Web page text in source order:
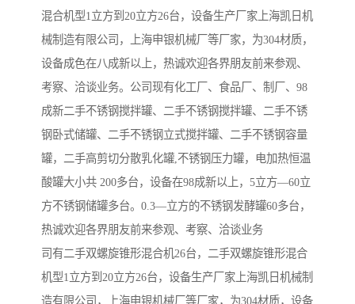
混合机型1立方到20立方26台，设备生产厂家上海凯日机
械制造有限公司，上海申银机械厂等厂家，为304材质，
设备成色在八成新以上，热诚欢迎各界朋友前来参观、
考察、洽谈业务。公司现有化工厂、食品厂、制厂、98
成新二手不锈钢搅拌罐、二手不锈钢搅拌罐、二手不锈
钢卧式储罐、二手不锈钢立式搅拌罐、二手不锈钢容量
罐，二手高剪切分散乳化罐,不锈钢压力罐，电加热恒温
酸罐大小共 200多台，设备在98成新以上，5立方—60立
方不锈钢储罐多台。0.3—立方的不锈钢发酵罐60多台，
热诚欢迎各界朋友前来参观、考察、洽谈业务
司有二手双螺旋锥形混合机26台，二手双螺旋锥形混合
机型1立方到20立方26台，设备生产厂家上海凯日机械制
造有限公司，上海申银机械厂等厂家，为304材质，设备